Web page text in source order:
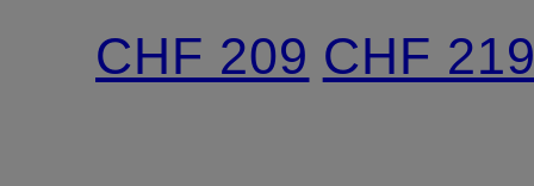
CHF 209
aus
Spitze
CHF